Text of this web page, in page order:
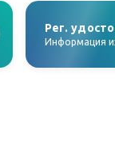
Рег.
Информация